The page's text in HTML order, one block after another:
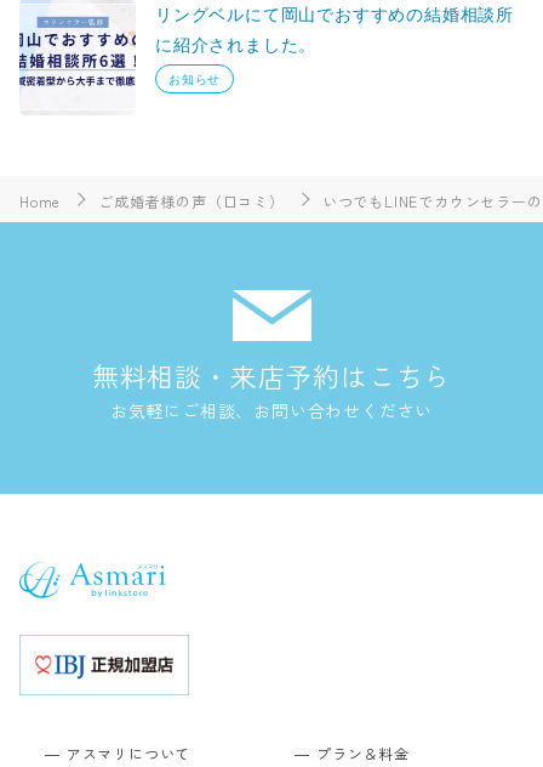
リングベルにて岡山でおすすめの結婚相談所
に紹介されました。
お知らせ
Home ご成婚者様の声（口コミ） いつでもLINEでカウンセラー
無料相談・来店予約はこちら
お気軽にご相談、お問い合わせください
アスマリについて プラン＆料金